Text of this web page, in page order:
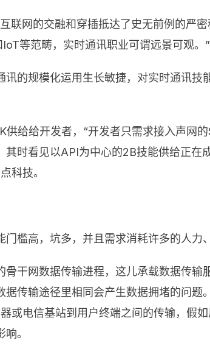
联网的交融和穿插抵达了史无前例的严
等范畴，实时通讯职业可谓远景可观。
讯的规模化运用生长敏捷，对实时通讯
供给给开发者，“开发者只需求接入声网
其时看见以API为中心的2B技能供给正
科技。
槛高，坑多，并且需求消耗许多的人
骨干网数据传输进程，这儿承载数据传
传输途径里相同会产生数据拥堵的问题
或电信基站到用户终端之间的传输，假
。